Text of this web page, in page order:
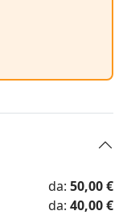
da: 50,00 €
da: 40,00 €